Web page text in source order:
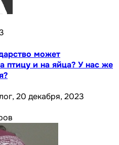
может
птицу и на яйца? У нас же
20 декабря, 2023